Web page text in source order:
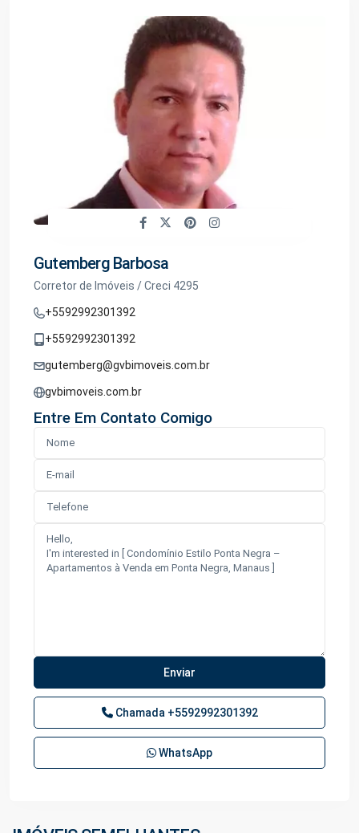
Gutemberg Barbosa
Corretor de Imóveis / Creci 4295
+5592992301392
+5592992301392
gutemberg@gvbimoveis.com.br
gvbimoveis.com.br
Entre Em Contato Comigo
Chamada +5592992301392
WhatsApp
Negra